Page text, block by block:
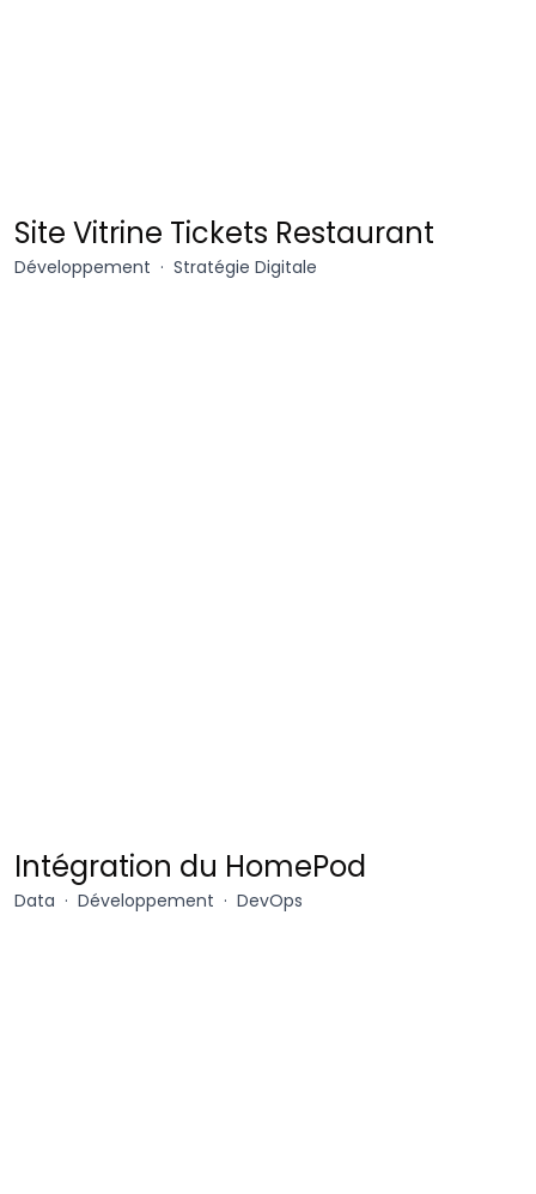
Edenred.fr
Site Vitrine Tickets Restaurant
Développement Stratégie Digitale
Deezer
Intégration du HomePod
Data Développement DevOps